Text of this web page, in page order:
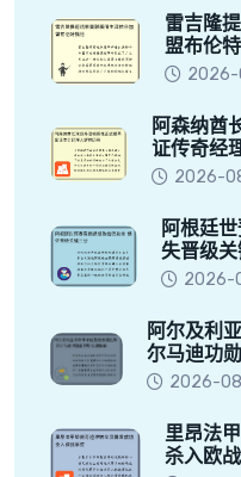
雷吉隆
盟布伦
2026-
阿森纳酋
证传奇经
2026-
阿根廷
失晋级
2026-
阿尔及利
尔马迪功
2026-
里昂法
杀入欧